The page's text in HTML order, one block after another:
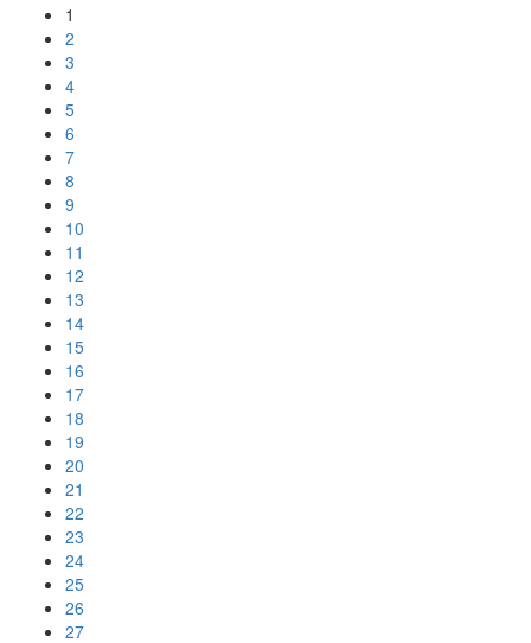
1
2
3
4
5
6
7
8
9
10
11
12
13
14
15
16
17
18
19
20
21
22
23
24
25
26
27